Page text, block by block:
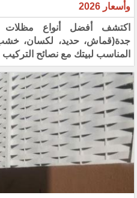
وأسعار 2026
اكتشف أفضل أنواع مظلات
جدة(قماش، حديد، لكسان،
المناسب لبيتك مع نصائح